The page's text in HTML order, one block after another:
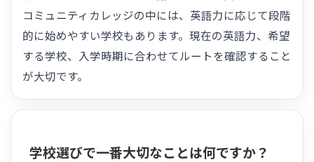
コミュニティカレッジの中には、英語力に応じて段階
的に始めやすい学校もあります。現在の英語力、希望
する学校、入学時期に合わせてルートを確認すること
が大切です。
学校選びで一番大切なことは何ですか？